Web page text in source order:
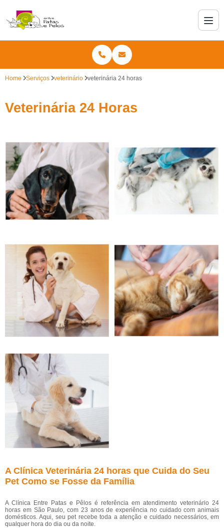
Home Serviços veterinário veterinária 24 horas
Veterinária 24 Horas
A Clínica Veterinária 24 horas que Cuida do Seu
Pet Como se Fosse da Família
A Clínica Entre Patas e Pêlos é referência em atendimento veterinário 24
horas em São Paulo, com 23 anos de experiência no cuidado com animais
domésticos. Aqui, seu pet recebe toda a atenção e cuidado necessários, em
qualquer hora do dia ou da noite.